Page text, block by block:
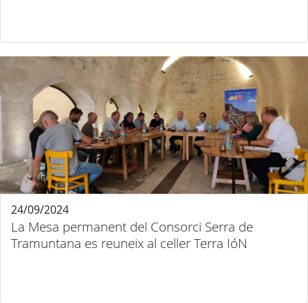
La Mesa permanent del Consorci Serra de
Tramuntana es reuneix al celler Terra IóN
24/09/2024